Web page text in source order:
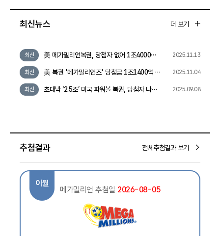
최신뉴스 더 보기
최신
美 메가밀리언복권, 당첨자 없어 1조4000억
원 잭팟으로 덩치 커져
2025.11.13
최신
美 복권 '메가밀리언즈' 당첨금 1조1400억 쌓
여…역대 9번째
2025.11.04
최신
초대박 ‘2.5조’ 미국 파워볼 복권, 당첨자 나왔
2025.09.08
추첨결과 전체추첨결과 보기
이월
메가밀리언 추첨일 2026-08-05